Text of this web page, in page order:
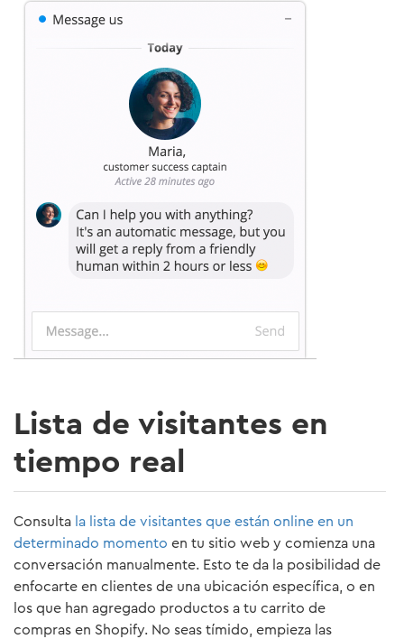
Lista de visitantes en
tiempo real
Consulta la lista de visitantes que están online en un
determinado momento en tu sitio web y comienza una
conversación manualmente. Esto te da la posibilidad de
enfocarte en clientes de una ubicación específica, o en
los que han agregado productos a tu carrito de
compras en Shopify. No seas tímido, empieza las